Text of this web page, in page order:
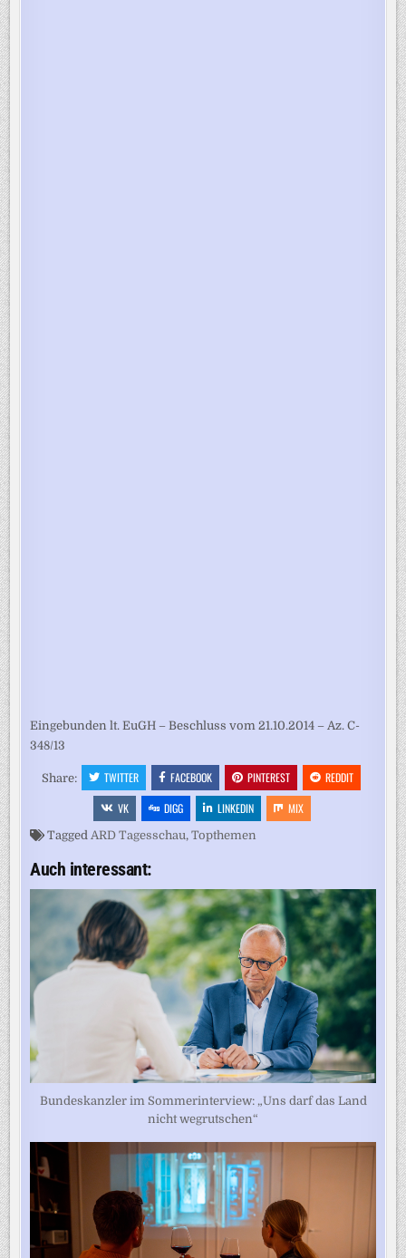
Eingebunden lt. EuGH – Beschluss vom 21.10.2014 – Az. C-
348/13
Share: TWITTER FACEBOOK PINTEREST
REDDIT
VK
DIGG LINKEDIN MIX
Tagged ARD Tagesschau,Topthemen
Auch interessant:
Bundeskanzler im Sommerinterview: „Uns darf das Land
nicht wegrutschen“